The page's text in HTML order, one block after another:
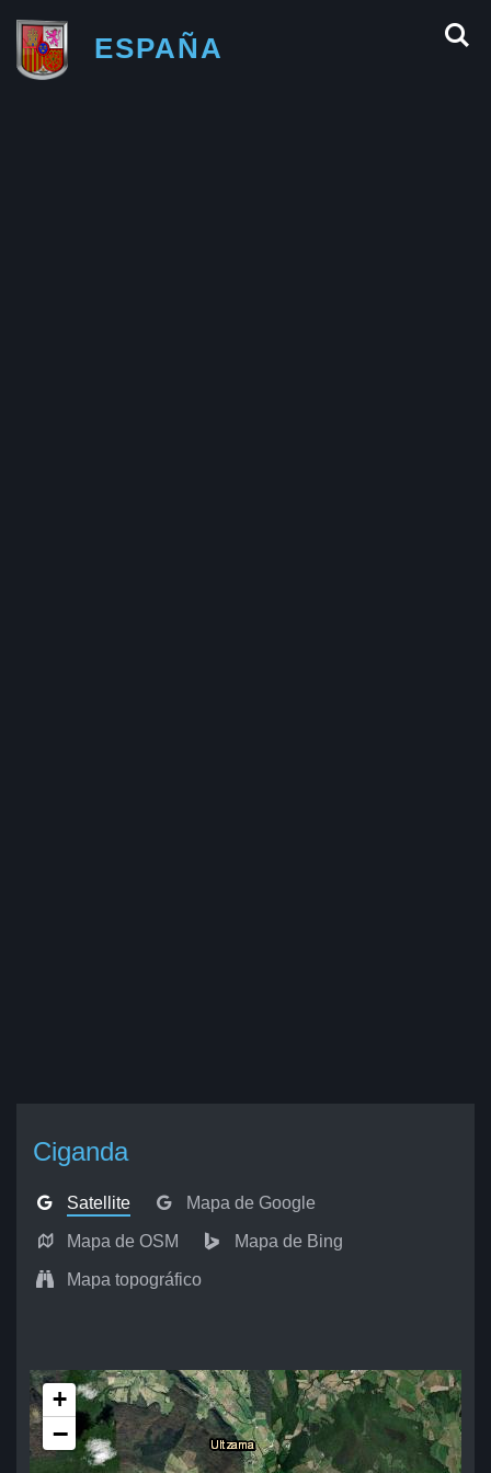
ESPAÑA
Ciganda
Satellite Mapa de Google
Mapa de OSM Mapa de Bing
Mapa topográfico
+
−